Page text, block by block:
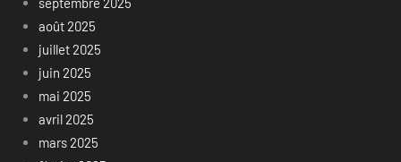
août 2025
juillet 2025
juin 2025
mai 2025
avril 2025
mars 2025